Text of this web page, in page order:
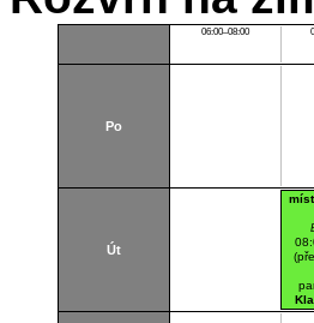
06:00–08:00
Po
Út